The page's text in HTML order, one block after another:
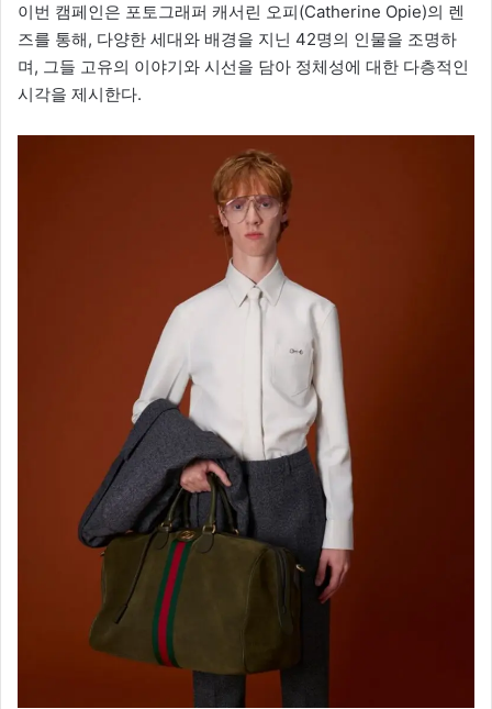
이번 캠페인은 포토그래퍼 캐서린 오피(Catherine Opie)의 렌
즈를 통해, 다양한 세대와 배경을 지닌 42명의 인물을 조명하
며, 그들 고유의 이야기와 시선을 담아 정체성에 대한 다층적인
시각을 제시한다.